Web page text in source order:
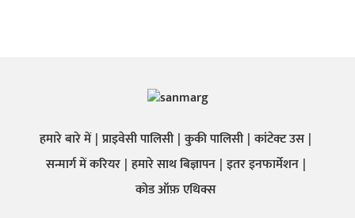
हमारे बारे में प्राइवेसी पालिसी कुकी पालिसी कांटेक्ट उस
सन्मार्ग में करियर हमारे साथ बिज्ञापन इतर इनफार्मेशन
कोड ऑफ़ एथिक्स